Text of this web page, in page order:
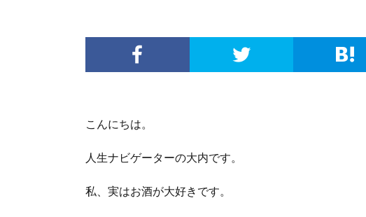
こんにちは。
人生ナビゲーターの大内です。
私、実はお酒が大好きです。